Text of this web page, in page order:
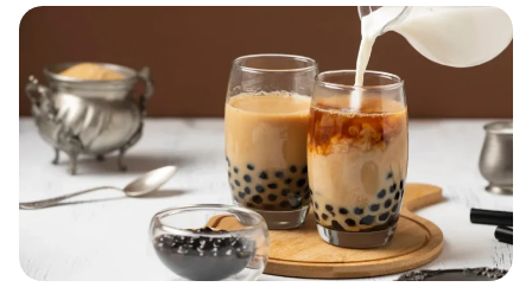
Kartu Kredit Bisnis
Paper Card
Satu kartu untuk bisnis & personal
Paper Horizon
Kartu korporat expense terlengkap
Blog